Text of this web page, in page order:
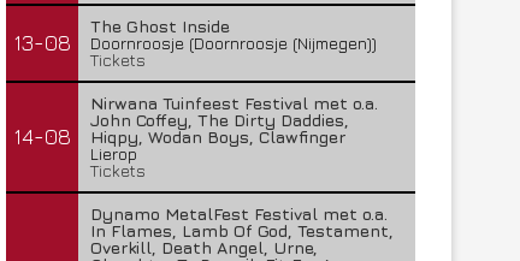
13-08
The Ghost Inside
Doornroosje (Doornroosje (Nijmegen))
Tickets
14-08
Nirwana Tuinfeest Festival met o.a.
John Coffey, The Dirty Daddies,
Hiqpy, Wodan Boys, Clawfinger
Lierop
Tickets
Dynamo MetalFest Festival met o.a.
In Flames, Lamb Of God, Testament,
Overkill, Death Angel, Urne,